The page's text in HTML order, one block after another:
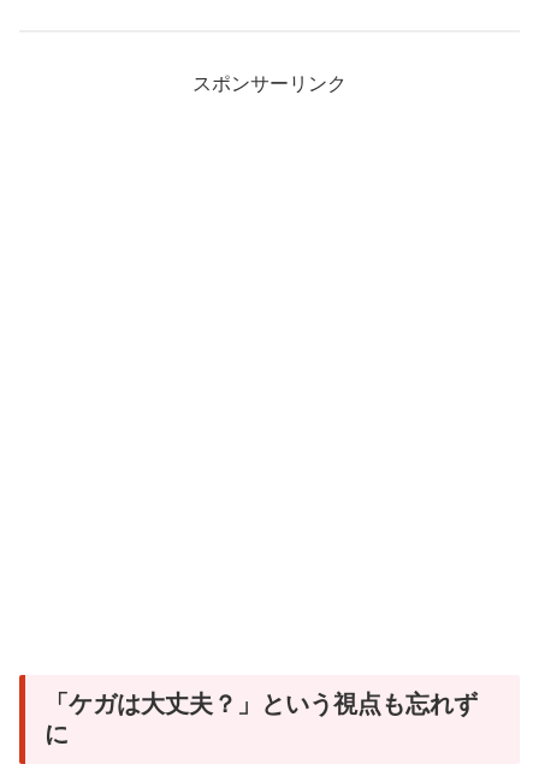
スポンサーリンク
「ケガは大丈夫？」という視点も忘れず
に